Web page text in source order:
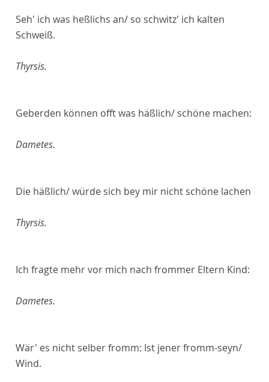
Seh' ich was heßlichs an/ so schwitz' ich kalten
Schweiß.
Thyrsis.
Geberden können offt was häßlich/ schöne machen:
Dametes.
Die häßlich/ würde sich bey mir nicht schöne lachen
Thyrsis.
Ich fragte mehr vor mich nach frommer Eltern Kind:
Dametes.
Wär' es nicht selber fromm: Ist jener fromm-seyn/
Wind.